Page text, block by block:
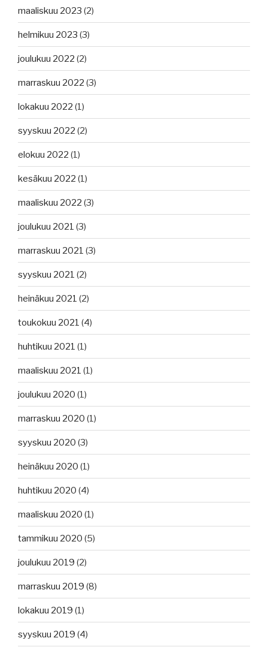
maaliskuu 2023 (2)
helmikuu 2023 (3)
joulukuu 2022 (2)
marraskuu 2022 (3)
lokakuu 2022 (1)
syyskuu 2022 (2)
elokuu 2022 (1)
kesäkuu 2022 (1)
maaliskuu 2022 (3)
joulukuu 2021 (3)
marraskuu 2021 (3)
syyskuu 2021 (2)
heinäkuu 2021 (2)
toukokuu 2021 (4)
huhtikuu 2021 (1)
maaliskuu 2021 (1)
joulukuu 2020 (1)
marraskuu 2020 (1)
syyskuu 2020 (3)
heinäkuu 2020 (1)
huhtikuu 2020 (4)
maaliskuu 2020 (1)
tammikuu 2020 (5)
joulukuu 2019 (2)
marraskuu 2019 (8)
lokakuu 2019 (1)
syyskuu 2019 (4)